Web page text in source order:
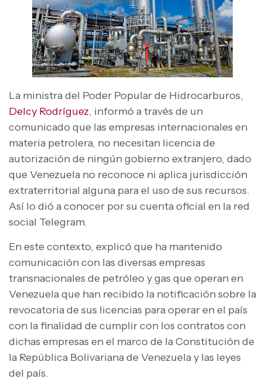
La ministra del Poder Popular de Hidrocarburos,
Delcy Rodríguez, informó a través de un
comunicado que las empresas internacionales en
materia petrolera, no necesitan licencia de
autorización de ningún gobierno extranjero, dado
que Venezuela no reconoce ni aplica jurisdicción
extraterritorial alguna para el uso de sus recursos.
Así lo dió a conocer por su cuenta oficial en la red
social Telegram.
En este contexto, explicó que ha mantenido
comunicación con las diversas empresas
transnacionales de petróleo y gas que operan en
Venezuela que han recibido la notificación sobre la
revocatoria de sus licencias para operar en el país
con la finalidad de cumplir con los contratos con
dichas empresas en el marco de la Constitución de
la República Bolivariana de Venezuela y las leyes
del país.